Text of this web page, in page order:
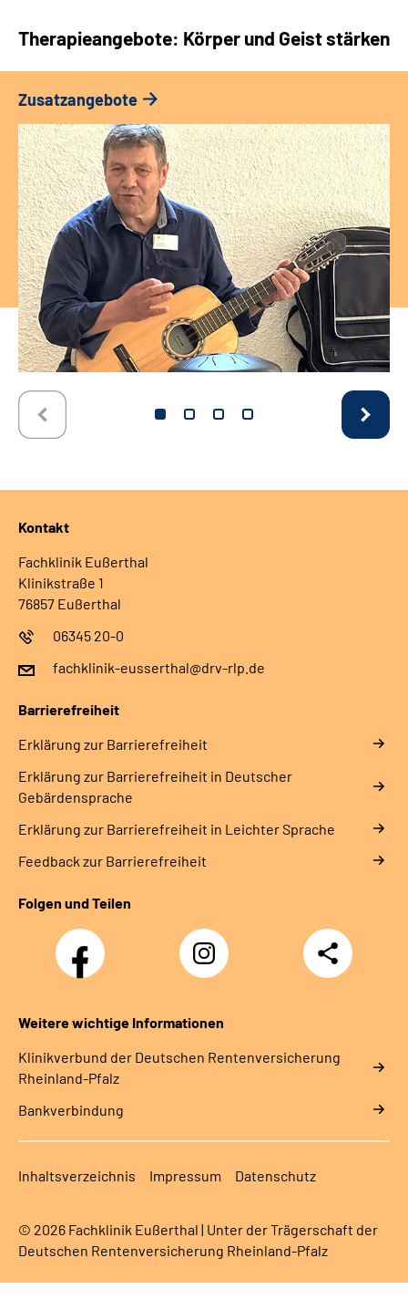
Therapieangebote: Körper und Geist stärken
Zusatzangebote
Kontakt
Fachklinik Eußerthal
Klinikstraße 1
76857 Eußerthal
06345 20-0
fachklinik-eusserthal@drv-rlp.de
Barrierefreiheit
Erklärung zur Barrierefreiheit
Erklärung zur Barrierefreiheit in Deutscher
Gebärdensprache
Erklärung zur Barrierefreiheit in Leichter Sprache
Feedback zur Barrierefreiheit
Folgen und Teilen
Facebook
Instagram
DRV
Nachwuchskräfte
Teilen
Weitere wichtige Informationen
Klinikverbund der Deutschen Rentenversicherung
Rheinland-Pfalz
Bankverbindung
Inhaltsverzeichnis Impressum Datenschutz
© 2026 Fachklinik Eußerthal | Unter der Trägerschaft der
Deutschen Rentenversicherung Rheinland-Pfalz